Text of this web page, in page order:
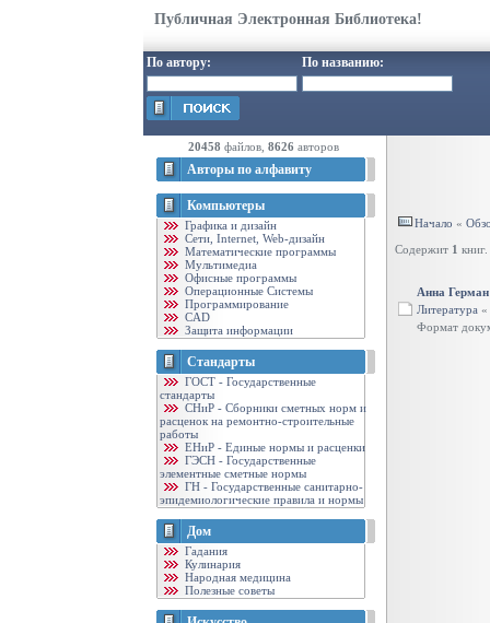
Публичная Электронная Библиотека!
По автору: По названию:
20458 файлов, 8626 авторов
Авторы по алфавиту
Компьютеры
Графика и дизайн
Cети, Internet, Web-дизайн
Математические программы
Мультимедиа
Офисные программы
Операционные Системы
Программирование
CAD
Защита информации
Стандарты
ГОСТ - Государственные
стандарты
CНиР - Сборники сметных норм и
расценок на ремонтно-строительные
работы
ЕНиР - Единые нормы и расценки
ГЭСН - Государственные
элементные сметные нормы
ГН - Государственные санитарно-
эпидемиологические правила и нормы
Дом
Гадания
Кулинария
Народная медицина
Полезные советы
Начало «
Содержит 1 книг.
Анна Герман
Литература «
Формат